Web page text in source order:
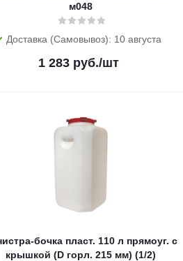
м048
Доставка (Самовывоз): 10 августа
1 283руб./шт
бочка пласт. 110 л прямоуг. с
крышкой (D горл. 215 мм) (1/2)